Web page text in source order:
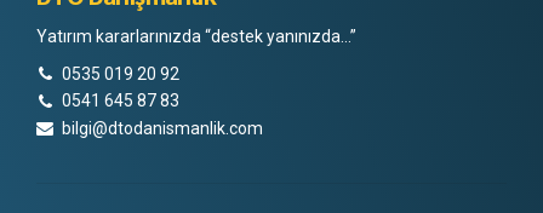
Yatırım kararlarınızda “destek yanınızda…”
0535 019 20 92
0541 645 87 83
bilgi@dtodanismanlik.com